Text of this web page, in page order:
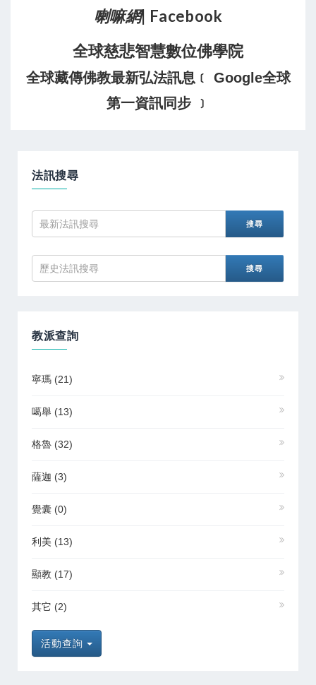
喇嘛網| Facebook
全球慈悲智慧數位佛學院
全球藏傳佛教最新弘法訊息﹝ Google全球
第一資訊同步 ﹞
法訊搜尋
教派查詢
寧瑪 (21)
噶舉 (13)
格魯 (32)
薩迦 (3)
覺囊 (0)
利美 (13)
顯教 (17)
其它 (2)
活動查詢